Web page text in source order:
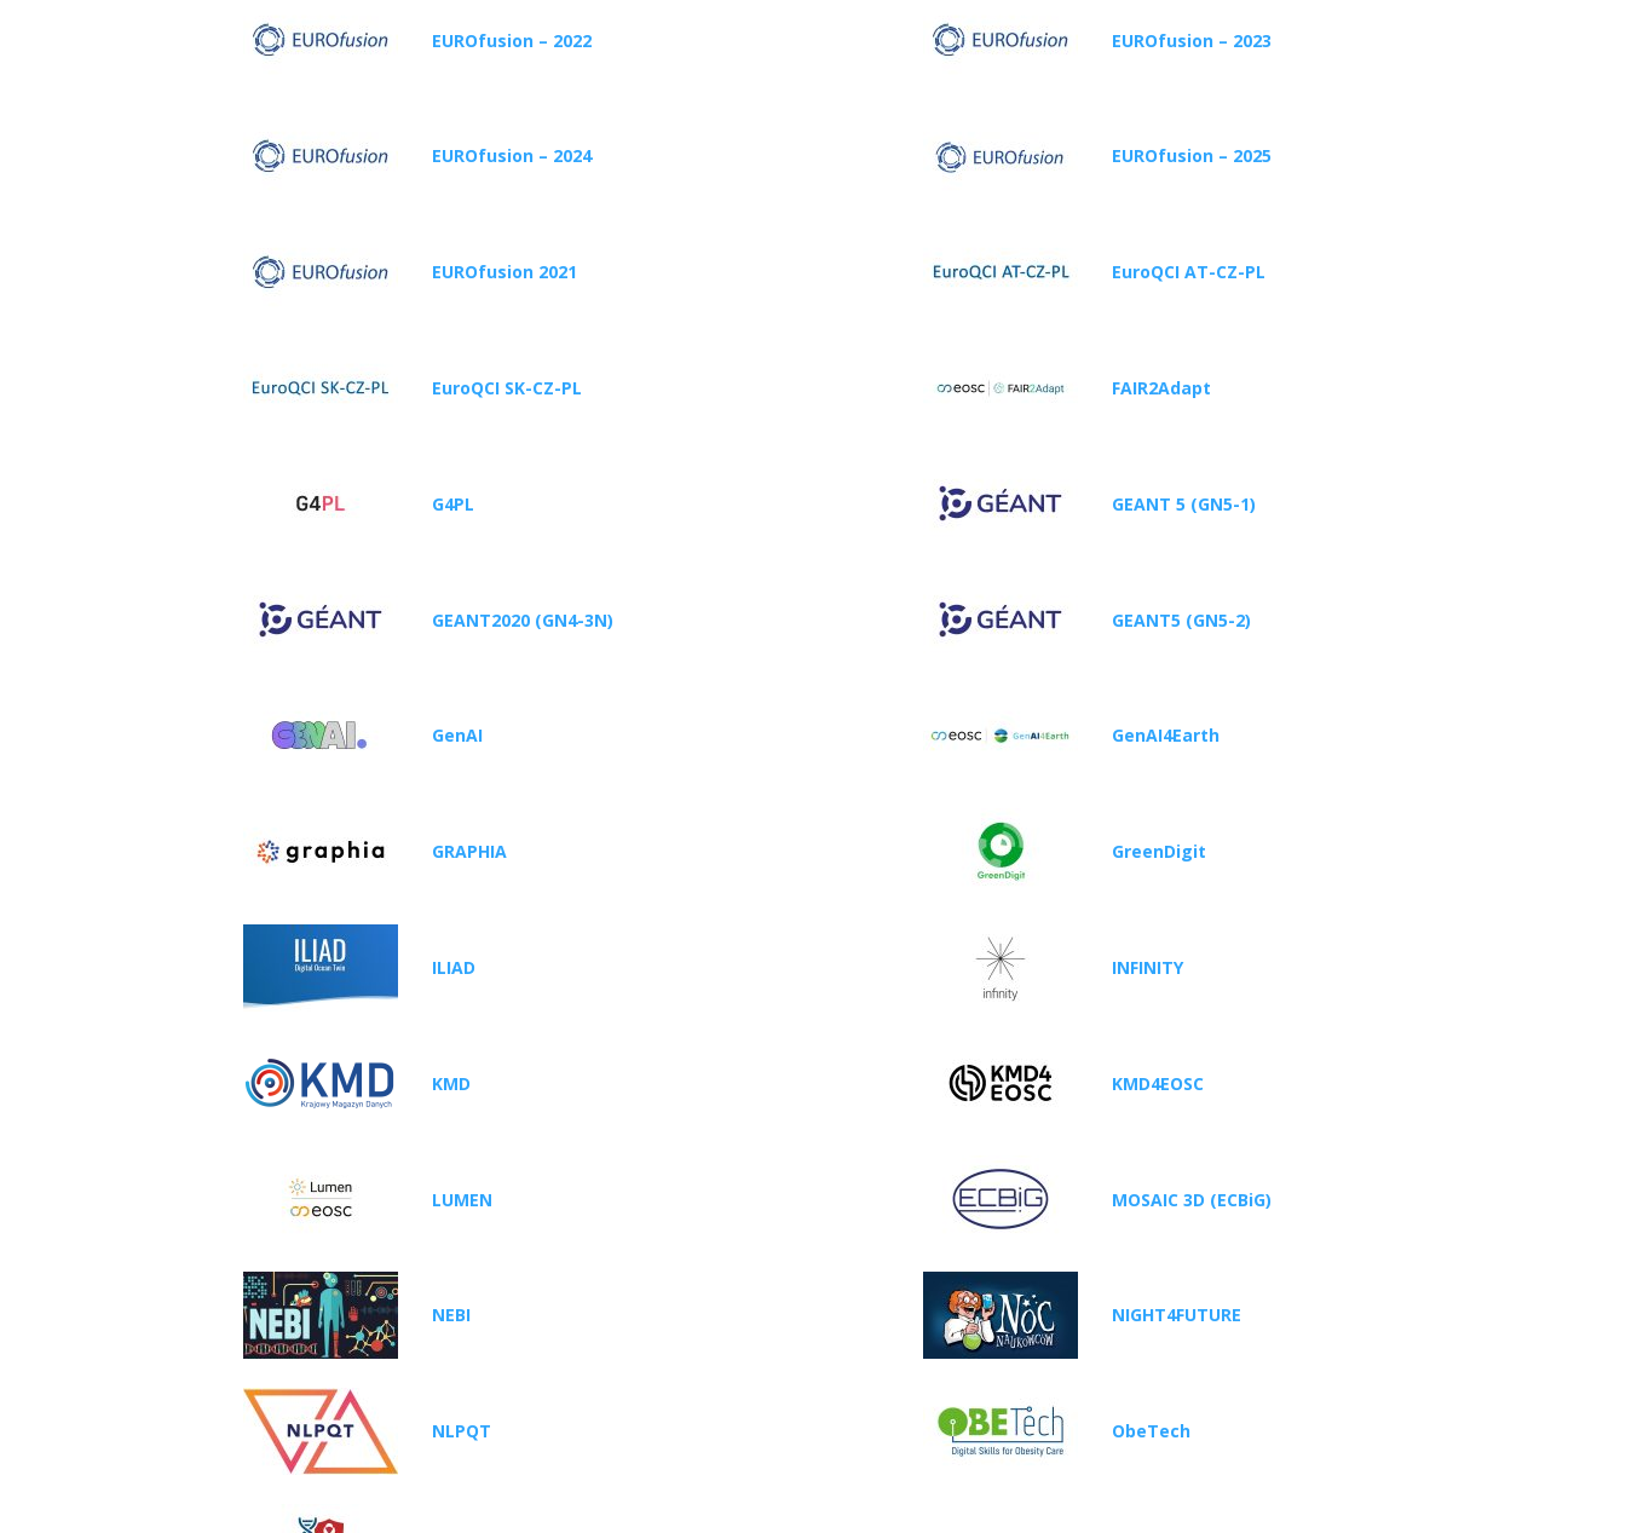
EUROfusion – 2022 EUROfusion – 2023
EUROfusion – 2024 EUROfusion – 2025
EUROfusion 2021 EuroQCI AT-CZ-PL
EuroQCI SK-CZ-PL FAIR2Adapt
G4PL GEANT 5 (GN5-1)
GEANT2020 (GN4-3N) GEANT5 (GN5-2)
GenAI GenAI4Earth
GRAPHIA GreenDigit
ILIAD INFINITY
KMD KMD4EOSC
LUMEN MOSAIC 3D (ECBiG)
NEBI NIGHT4FUTURE
NLPQT ObeTech